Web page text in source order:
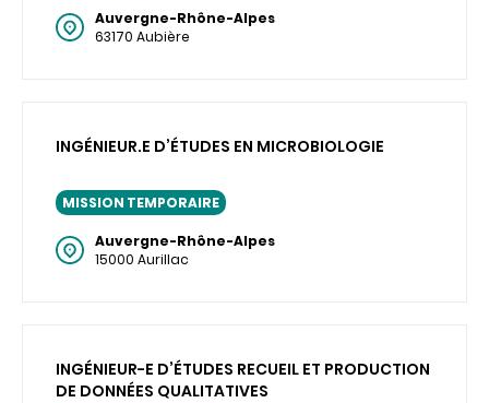
Auvergne-Rhône-Alpes
63170 Aubière
INGÉNIEUR.E D’ÉTUDES EN MICROBIOLOGIE
MISSION TEMPORAIRE
Auvergne-Rhône-Alpes
15000 Aurillac
INGÉNIEUR-E D’ÉTUDES RECUEIL ET PRODUCTION
DE DONNÉES QUALITATIVES